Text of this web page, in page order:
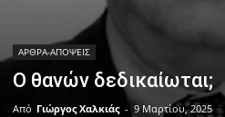
ΑΡΘΡΑ-ΑΠΟΨΕΙΣ
Ο θανών δεδικαίωται;
Από Γιώργος Χαλκιάς - 9 Μαρτίου, 2025